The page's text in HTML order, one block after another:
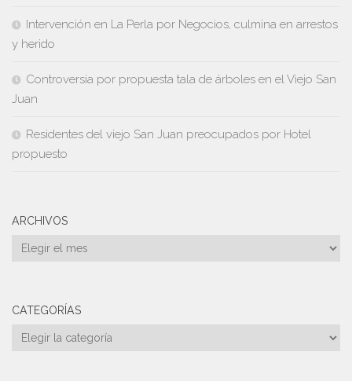
Intervención en La Perla por Negocios, culmina en arrestos
y herido
Controversia por propuesta tala de árboles en el Viejo San
Juan
Residentes del viejo San Juan preocupados por Hotel
propuesto
ARCHIVOS
Archivos
CATEGORÍAS
Categorías